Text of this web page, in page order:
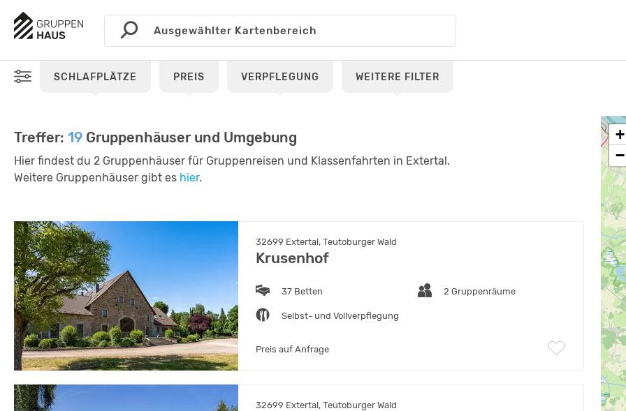
SCHLAFPLÄTZE PREIS VERPFLEGUNG WEITERE FILTER
Treffer: 19 Gruppenhäuser und Umgebung
Hier findest du 2 Gruppenhäuser für Gruppenreisen und Klassenfahrten in Extertal.
Weitere Gruppenhäuser gibt es hier.
32699 Extertal, Teutoburger Wald
Krusenhof
37 Betten 2 Gruppenräume
Selbst- und Vollverpflegung
Preis auf Anfrage
32699 Extertal, Teutoburger Wald
+
−